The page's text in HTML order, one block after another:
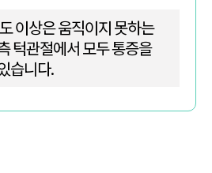
이상은 움직이지 못하는
턱관절에서 모두 통증을
습니다.